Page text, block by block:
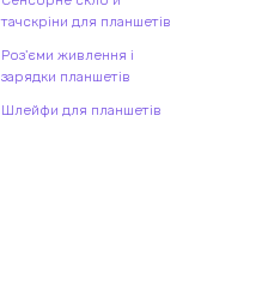
тачскріни для планшетів
Роз'єми живлення і
зарядки планшетів
Шлейфи для планшетів